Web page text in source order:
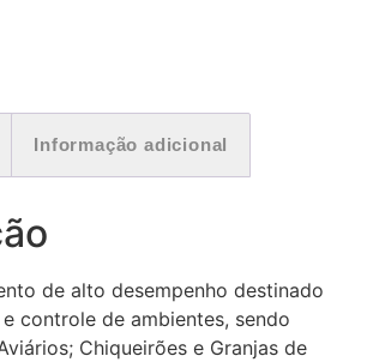
Informação adicional
de alto desempenho destinado
controle de ambientes, sendo
Chiqueirões e Granjas de